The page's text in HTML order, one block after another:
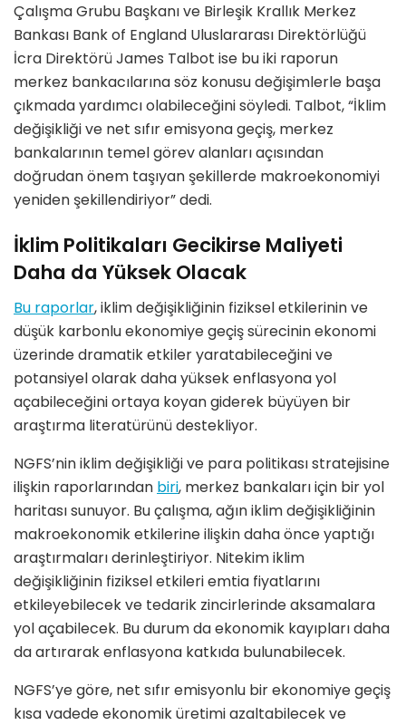
Çalışma Grubu Başkanı ve Birleşik Krallık Merkez
Bankası Bank of England Uluslararası Direktörlüğü
İcra Direktörü James Talbot ise bu iki raporun
merkez bankacılarına söz konusu değişimlerle başa
çıkmada yardımcı olabileceğini söyledi. Talbot, “İklim
değişikliği ve net sıfır emisyona geçiş, merkez
bankalarının temel görev alanları açısından
doğrudan önem taşıyan şekillerde makroekonomiyi
yeniden şekillendiriyor” dedi.
İklim Politikaları Gecikirse Maliyeti
Daha da Yüksek Olacak
Bu raporlar, iklim değişikliğinin fiziksel etkilerinin ve
düşük karbonlu ekonomiye geçiş sürecinin ekonomi
üzerinde dramatik etkiler yaratabileceğini ve
potansiyel olarak daha yüksek enflasyona yol
açabileceğini ortaya koyan giderek büyüyen bir
araştırma literatürünü destekliyor.
NGFS’nin iklim değişikliği ve para politikası stratejisine
ilişkin raporlarından biri, merkez bankaları için bir yol
haritası sunuyor. Bu çalışma, ağın iklim değişikliğinin
makroekonomik etkilerine ilişkin daha önce yaptığı
araştırmaları derinleştiriyor. Nitekim iklim
değişikliğinin fiziksel etkileri emtia fiyatlarını
etkileyebilecek ve tedarik zincirlerinde aksamalara
yol açabilecek. Bu durum da ekonomik kayıpları daha
da artırarak enflasyona katkıda bulunabilecek.
NGFS’ye göre, net sıfır emisyonlu bir ekonomiye geçiş
kısa vadede ekonomik üretimi azaltabilecek ve